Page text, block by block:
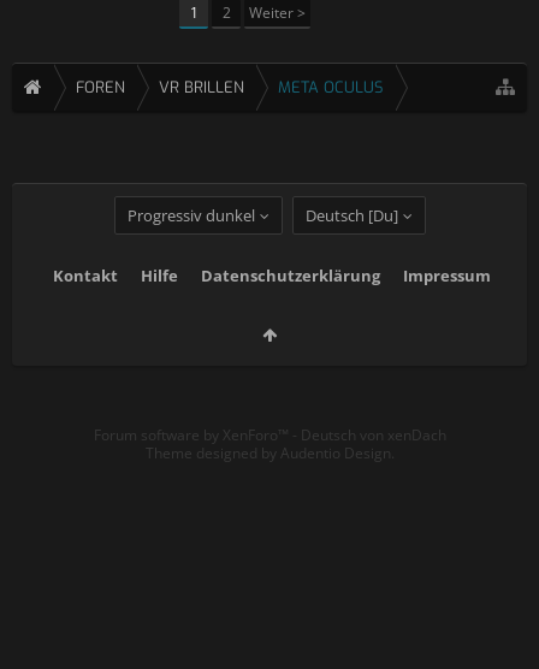
1
2 Weiter >
FOREN VR BRILLEN META OCULUS
Progressiv dunkel Deutsch [Du]
Kontakt Hilfe Datenschutzerklärung Impressum
Forum software by XenForo™ - Deutsch von xenDach
Theme designed by Audentio Design.